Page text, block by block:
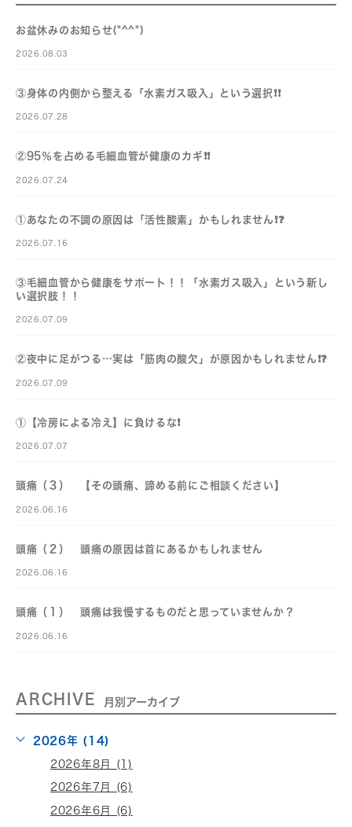
お盆休みのお知らせ(*^^*)
2026.08.03
③身体の内側から整える「水素ガス吸入」という選択❗️❗️
2026.07.28
②95％を占める毛細血管が健康のカギ❗️❗️
2026.07.24
①あなたの不調の原因は「活性酸素」かもしれません❗️❓️
2026.07.16
③毛細血管から健康をサポート！！「水素ガス吸入」という新し
い選択肢！！
2026.07.09
②夜中に足がつる…実は「筋肉の酸欠」が原因かもしれません❗️❓️
2026.07.09
①【冷房による冷え】に負けるな❗️
2026.07.07
頭痛（３） 【その頭痛、諦める前にご相談ください】
2026.06.16
頭痛（２） 頭痛の原因は首にあるかもしれません
2026.06.16
頭痛（１） 頭痛は我慢するものだと思っていませんか？
2026.06.16
ARCHIVE 月別アーカイブ
2026年 (14)
2026年8月 (1)
2026年7月 (6)
2026年6月 (6)